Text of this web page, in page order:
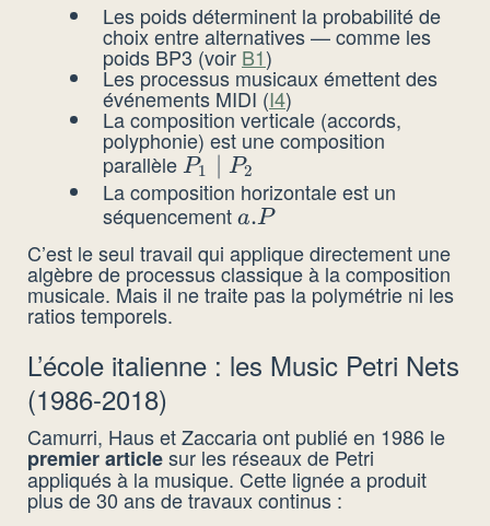
Les poids déterminent la probabilité de
choix entre alternatives — comme les
poids BP3 (voir B1)
Les processus musicaux émettent des
événements MIDI (I4)
La composition verticale (accords,
polyphonie) est une composition
parallèleP_1
\mid
P_2
P1 P2
La composition horizontale est un
séquencementa.P
a.P
C’est le seul travail qui applique directement une
algèbre de processus classique à la composition
musicale. Mais il ne traite pas la polymétrie ni les
ratios temporels.
L’école italienne : les Music Petri Nets
(1986-2018)
Camurri, Haus et Zaccaria ont publié en 1986 le
premier articlesur les réseaux de Petri
appliqués à la musique. Cette lignée a produit
plus de 30 ans de travaux continus :